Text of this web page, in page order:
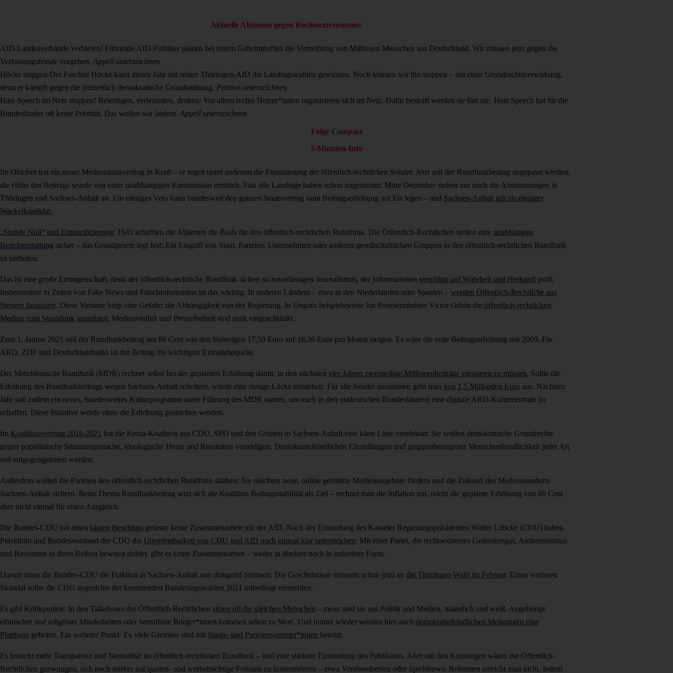
Aktuelle Aktionen gegen Rechtsextremismus
AfD-Landesverbände verbieten! Führende AfD-Politiker planen bei einem Geheimtreffen die Vertreibung von Millionen Menschen aus Deutschland. Wir müssen jetzt gegen die
Verfassungsfeinde vorgehen. Appell unterzeichnen
Höcke stoppen Der Faschist Höcke kann dieses Jahr mit seiner Thüringen-AfD die Landtagswahlen gewinnen. Noch können wir ihn stoppen – mit einer Grundrechtsverwirkung,
denn er kämpft gegen die freiheitlich demokratische Grundordnung. Petition unterzeichnen
Hate Speech im Netz stoppen! Beleidigen, verleumden, drohen: Vor allem rechte Hetzer*innen organisieren sich im Netz. Dafür bestraft werden sie fast nie. Hate Speech hat für die
Bundesländer oft keine Priorität. Das wollen wir ändern. Appell unterzeichnen
Folge Campact
5-Minuten-Info
Im Oktober trat ein neuer Medienstaatsvertrag in Kraft – er regelt unter anderem die Finanzierung der öffentlich-rechtlichen Sender. Jetzt soll der Rundfunkbeitrag angepasst werden,
die Höhe des Beitrags wurde von einer unabhängigen Kommission ermittelt. Fast alle Landtage haben schon zugestimmt: Mitte Dezember stehen nur noch die Abstimmungen in
Thüringen und Sachsen-Anhalt an. Ein einziges Veto kann bundesweit den ganzen Staatsvertrag samt Beitragserhöhung auf Eis legen – und Sachsen-Anhalt gilt als einziger
Wackelkandidat.
„Stunde Null“ und Entnazifizierung: 1945 schafften die Alliierten die Basis für den öffentlich-rechtlichen Rundfunk. Die Öffentlich-Rechtlichen stellen eine unabhängige
Berichterstattung sicher – das Grundgesetz legt fest: Ein Eingriff von Staat, Parteien, Unternehmen oder anderen gesellschaftlichen Gruppen in den öffentlich-rechtlichen Rundfunk
ist verboten.
Das ist eine große Errungenschaft, denn der öffentlich-rechtliche Rundfunk sichert so zuverlässigen Journalismus, der Informationen sorgfältig auf Wahrheit und Herkunft prüft.
Insbesondere in Zeiten von Fake News und Falschinformation ist das wichtig. In anderen Ländern – etwa in den Niederlanden oder Spanien – werden Öffentlich-Rechtliche aus
Steuern finanziert. Diese Variante birgt eine Gefahr: die Abhängigkeit von der Regierung. In Ungarn beispielsweise hat Premierminister Victor Orbán die öffentlich-rechtlichen
Medien zum Staatsfunk umgebaut, Medienvielfalt und Pressefreiheit sind stark eingeschränkt.
Zum 1. Januar 2021 soll der Rundfunkbeitrag um 86 Cent von den bisherigen 17,50 Euro auf 18,36 Euro pro Monat steigen. Es wäre die erste Beitragserhöhung seit 2009. Für
ARD, ZDF und Deutschlandradio ist der Beitrag die wichtigste Einnahmequelle.
Der Mitteldeutsche Rundfunk (MDR) rechnet selbst bei der geplanten Erhöhung damit, in den nächsten vier Jahren zweistellige Millionenbeiträge einsparen zu müssen. Sollte die
Erhöhung des Rundfunkbeitrags wegen Sachsen-Anhalt scheitern, würde eine riesige Lücke entstehen: Für alle Sender zusammen geht man von 1,5 Milliarden Euro aus. Nächstes
Jahr soll zudem ein neues, bundesweites Kulturprogramm unter Führung des MDR starten, um auch in den ostdeutschen Bundesländern eine digitale ARD-Kulturzentrale zu
schaffen. Diese Initiative würde ohne die Erhöhung gestrichen werden.
Im Koalitionsvertrag 2016-2021 hat die Kenia-Koalition aus CDU, SPD und den Grünen in Sachsen-Anhalt eine klare Linie vereinbart: Sie wollen demokratische Grundrechte
gegen populistische Stimmungsmache, ideologische Hetze und Rassismus verteidigen. Demokratiefeindlichen Einstellungen und gruppenbezogener Menschenfeindlichkeit jeder Art
soll entgegengetreten werden.
Außerdem wollen die Parteien den öffentlich-rechtlichen Rundfunk stärken: Sie möchten neue, online gestützte Medienangebote fördern und die Zukunft des Medienstandorts
Sachsen-Anhalt sichern. Beim Thema Rundfunkbeitrag setzt sich die Koalition Beitragsstabilität als Ziel – rechnet man die Inflation mit, reicht die geplante Erhöhung von 86 Cent
aber nicht einmal für einen Ausgleich.
Die Bundes-CDU hat einen klaren Beschluss gefasst: keine Zusammenarbeit mit der AfD. Nach der Ermordung des Kasseler Regierungspräsidenten Walter Lübcke (CDU) haben
Präsidium und Bundesvorstand der CDU die Unvereinbarkeit von CDU und AfD noch einmal klar unterstrichen: Mit einer Partei, die rechtsextremes Gedankengut, Antisemitismus
und Rassismus in ihren Reihen bewusst duldet, gibt es keine Zusammenarbeit – weder in direkter noch in indirekter Form.
Darum muss die Bundes-CDU die Fraktion in Sachsen-Anhalt nun dringend bremsen: Die Geschehnisse erinnern schon jetzt an die Thüringen-Wahl im Februar. Einen weiteren
Skandal sollte die CDU angesichts der kommenden Bundestagswahlen 2021 unbedingt vermeiden.
Es gibt Kritikpunkte: In den Talkshows der Öffentlich-Rechtlichen sitzen oft die gleichen Menschen – meist sind sie aus Politik und Medien, männlich und weiß. Angehörige
ethnischer und religiöser Minderheiten oder betroffene Bürger*innen kommen selten zu Wort. Und immer wieder werden hier auch demokratiefeindlichen Meinungen eine
Plattform geboten. Ein weiterer Punkt: Zu viele Gremien sind mit Staats- und Parteienvertreter*innen besetzt.
Es braucht mehr Transparenz und Neutralität im öffentlich-rechtlichen Rundfunk – und eine stärkere Einbindung des Publikums. Aber mit den Kürzungen wären die Öffentlich-
Rechtlichen gezwungen, sich noch stärker auf quoten- und werbeträchtige Formate zu konzentrieren – etwa Vorabendserien oder Spielshows. Reformen erreicht man nicht, indem